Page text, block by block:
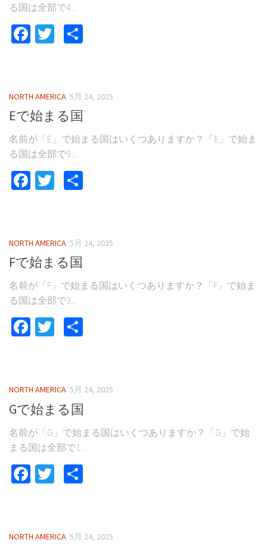
る国は全部で4...
Facebook
Twitter
NORTH AMERICA 5月 24, 2025
Eで始まる国
名前が「E」で始まる国はいくつありますか？「E」で始ま
る国は全部で9...
Facebook
Twitter
NORTH AMERICA 5月 24, 2025
Fで始まる国
名前が「F」で始まる国はいくつありますか？「F」で始ま
る国は全部で3...
Facebook
Twitter
NORTH AMERICA 5月 24, 2025
Gで始まる国
名前が「G」で始まる国はいくつありますか？「G」で始
まる国は全部で1...
Facebook
Twitter
NORTH AMERICA 5月 24, 2025